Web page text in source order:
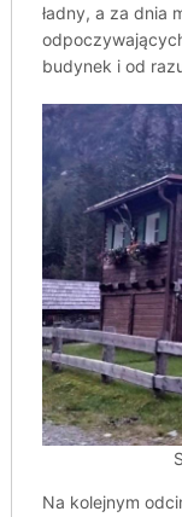
ładny, a za dnia
budynek i od
Na kolejnym